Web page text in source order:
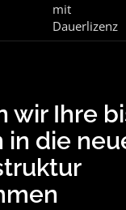
mit
Dauerlizenz
wir Ihre
in die